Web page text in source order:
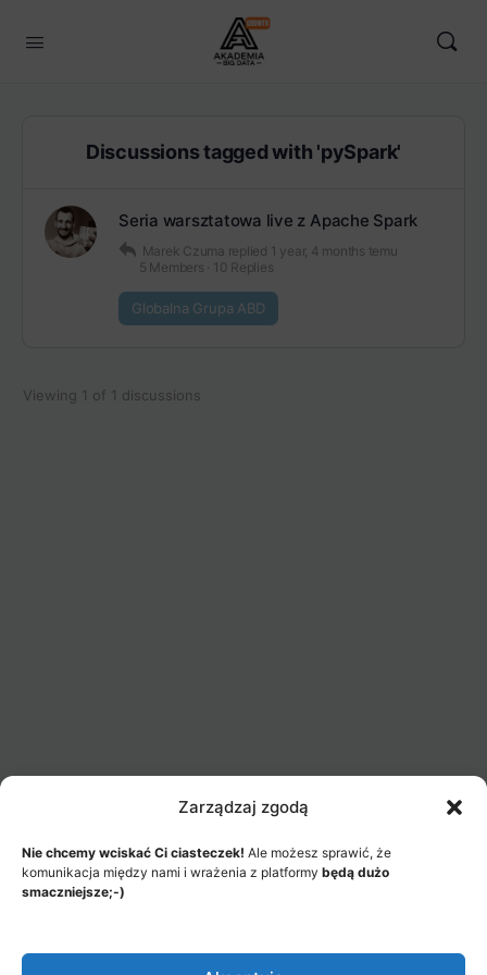
Zarządzaj zgodą
Nie chcemy wciskać Ci ciasteczek! Ale możesz sprawić, że
komunikacja między nami i wrażenia z platformy będą dużo
smaczniejsze;-)
Discussions tagged with 'pySpark'
Seria warsztatowa live z Apache Spark
Marek Czuma replied 1 year, 4 months temu
5 Members · 10 Replies
Globalna Grupa ABD
Viewing 1 of 1 discussions